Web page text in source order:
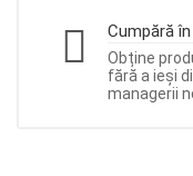
Cumpără
Obține
fără a ieși
managerii